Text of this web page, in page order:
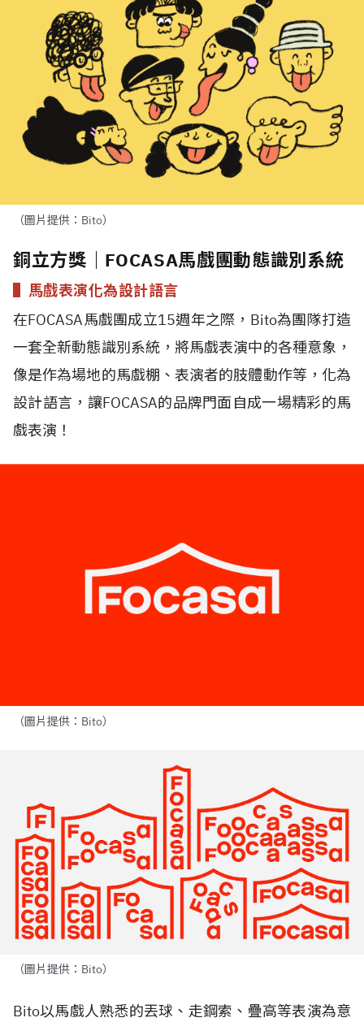
（圖片提供：Bito）
銅立方獎｜FOCASA馬戲團動態識別系統
▌馬戲表演化為設計語言
在FOCASA馬戲團成立15週年之際， Bito為團隊打造
一套全新動態識別系統，將馬戲表演中的各種意象，
像是作為場地的馬戲棚、表演者的肢體動作等，化為
設計語言，讓FOCASA的品牌門面自成一場精彩的馬
戲表演！
（圖片提供：Bito）
（圖片提供：Bito）
Bito以馬戲人熟悉的丟球、走鋼索、疊高等表演為意